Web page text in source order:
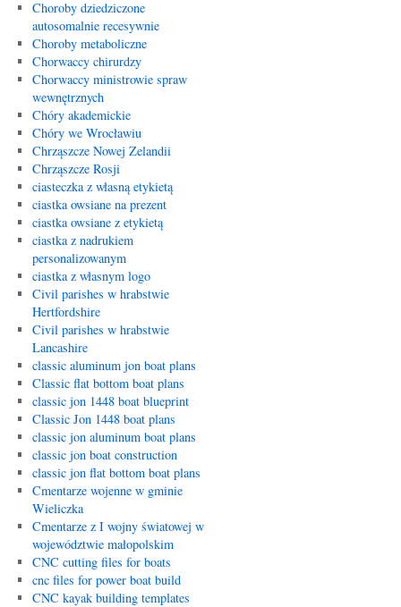
Choroby dziedziczone
autosomalnie recesywnie
Choroby metaboliczne
Chorwaccy chirurdzy
Chorwaccy ministrowie spraw
wewnętrznych
Chóry akademickie
Chóry we Wrocławiu
Chrząszcze Nowej Zelandii
Chrząszcze Rosji
ciasteczka z własną etykietą
ciastka owsiane na prezent
ciastka owsiane z etykietą
ciastka z nadrukiem
personalizowanym
ciastka z własnym logo
Civil parishes w hrabstwie
Hertfordshire
Civil parishes w hrabstwie
Lancashire
classic aluminum jon boat plans
Classic flat bottom boat plans
classic jon 1448 boat blueprint
Classic Jon 1448 boat plans
classic jon aluminum boat plans
classic jon boat construction
classic jon flat bottom boat plans
Cmentarze wojenne w gminie
Wieliczka
Cmentarze z I wojny światowej w
województwie małopolskim
CNC cutting files for boats
cnc files for power boat build
CNC kayak building templates